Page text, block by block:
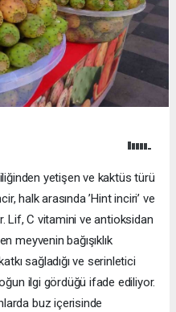
yetişen ve kaktüs türü
halk arasında ’Hint inciri’ ve
Lif, C vitamini ve antioksidan
meyvenin bağışıklık
sağladığı ve serinletici
ilgi gördüğü ifade ediliyor.
buz içerisinde